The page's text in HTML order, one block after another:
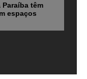
têm
espaços